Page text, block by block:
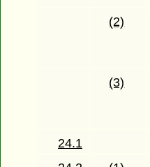
(2)
(3)
24.1